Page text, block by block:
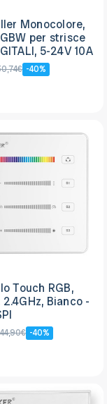
Monocolore,
per strisce
5-24V 10A
-40%
Touch RGB,
2.4GHz, Bianco -
44,90€ -40%